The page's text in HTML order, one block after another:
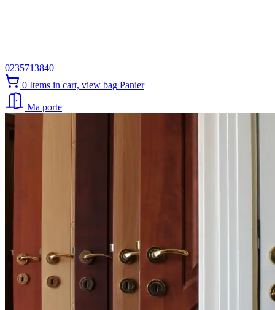
0235713840
0 Items in cart, view bag Panier
Ma porte